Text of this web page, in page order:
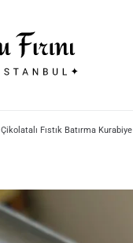
Çikolatalı Fıstık Batırma Kurabiye